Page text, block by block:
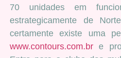
70 unidades em
estrategicamente de
certamente existe uma
www.contours.com.br e